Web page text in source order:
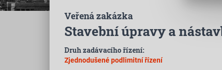
Veřená zakázka
Stavební úpravy a
Druh zadávacího řízení:
Zjednodušené podlimitní řízení